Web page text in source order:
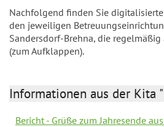
Nachfolgend finden Sie
den jeweiligen
Sandersdorf-Brehna, die
(zum Aufklappen).
Informationen aus der Kita
Bericht - Grüße zum Jahresende